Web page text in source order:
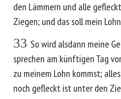
den Lämmern und alle
Ziegen; und das soll mein
33 So wird alsdann meine
sprechen am künftigen Tag
zu meinem Lohn kommst;
noch gefleckt ist unter den